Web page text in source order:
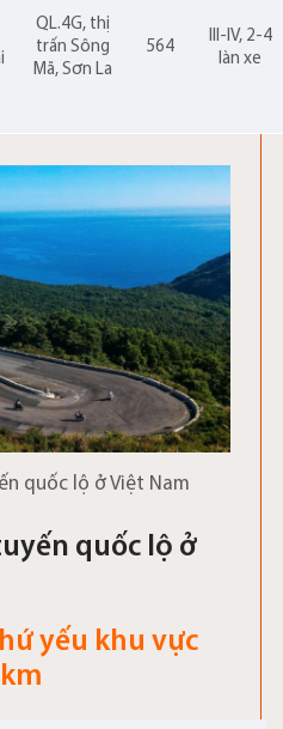
QL.4G, thị
trấn Sông
Mã, Sơn La
564
III-IV, 2-4
làn xe
quốc lộ ở Việt Nam
quốc lộ ở
yếu khu vực